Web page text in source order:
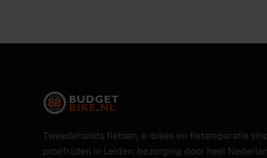
Tweedehands fietsen, e-bikes en fietsreparatie
proefrijden in Leiden, bezorging door heel